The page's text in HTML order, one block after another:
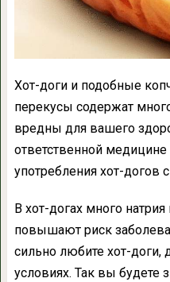
Хот-доги и подобные
перекусы содержат
вредны для вашего
ответственной
употребления хот-догов
В хот-догах много
повышают риск
сильно любите хот-доги,
условиях. Так вы будете